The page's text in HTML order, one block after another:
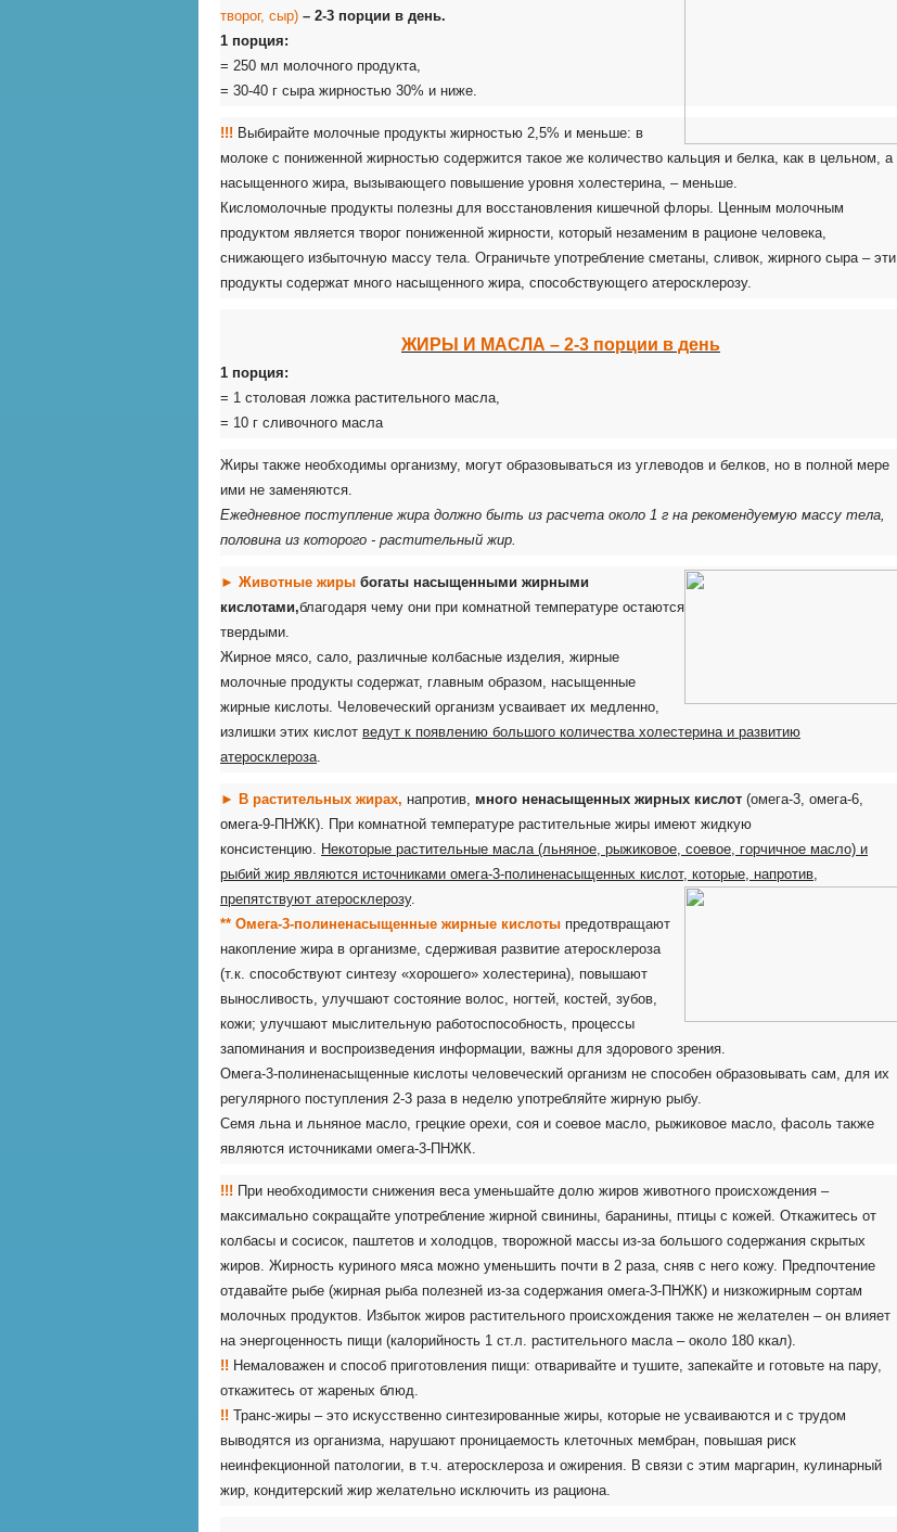
творог, сыр) – 2-3 порции в день.
1 порция:
= 250 мл молочного продукта,
= 30-40 г сыра жирностью 30% и ниже.
!!! Выбирайте молочные продукты жирностью 2,5% и меньше: в
молоке с пониженной жирностью содержится такое же количество кальция и белка, как в цельном, а
насыщенного жира, вызывающего повышение уровня холестерина, – меньше.
Кисломолочные продукты полезны для восстановления кишечной флоры. Ценным молочным
продуктом является творог пониженной жирности, который незаменим в рационе человека,
снижающего избыточную массу тела. Ограничьте употребление сметаны, сливок, жирного сыра – эти
продукты содержат много насыщенного жира, способствующего атеросклерозу.
ЖИРЫ И МАСЛА – 2-3 порции в день
1 порция:
= 1 столовая ложка растительного масла,
= 10 г сливочного масла
Жиры также необходимы организму, могут образовываться из углеводов и белков, но в полной мере
ими не заменяются.
Ежедневное поступление жира должно быть из расчета около 1 г на рекомендуемую массу тела,
половина из которого - растительный жир.
► Животные жиры богаты насыщенными жирными
кислотами,благодаря чему они при комнатной температуре остаются
твердыми.
Жирное мясо, сало, различные колбасные изделия, жирные
молочные продукты содержат, главным образом, насыщенные
жирные кислоты. Человеческий организм усваивает их медленно,
излишки этих кислот ведут к появлению большого количества холестерина и развитию
атеросклероза.
► В растительных жирах, напротив, много ненасыщенных жирных кислот (омега-3, омега-6,
омега-9-ПНЖК). При комнатной температуре растительные жиры имеют жидкую
консистенцию. Некоторые растительные масла (льняное, рыжиковое, соевое, горчичное масло) и
рыбий жир являются источниками омега-3-полиненасыщенных кислот, которые, напротив,
препятствуют атеросклерозу.
** Омега-3-полиненасыщенные жирные кислоты предотвращают
накопление жира в организме, сдерживая развитие атеросклероза
(т.к. способствуют синтезу «хорошего» холестерина), повышают
выносливость, улучшают состояние волос, ногтей, костей, зубов,
кожи; улучшают мыслительную работоспособность, процессы
запоминания и воспроизведения информации, важны для здорового зрения.
Омега-3-полиненасыщенные кислоты человеческий организм не способен образовывать сам, для их
регулярного поступления 2-3 раза в неделю употребляйте жирную рыбу.
Семя льна и льняное масло, грецкие орехи, соя и соевое масло, рыжиковое масло, фасоль также
являются источниками омега-3-ПНЖК.
!!! При необходимости снижения веса уменьшайте долю жиров животного происхождения –
максимально сокращайте употребление жирной свинины, баранины, птицы с кожей. Откажитесь от
колбасы и сосисок, паштетов и холодцов, творожной массы из-за большого содержания скрытых
жиров. Жирность куриного мяса можно уменьшить почти в 2 раза, сняв с него кожу. Предпочтение
отдавайте рыбе (жирная рыба полезней из-за содержания омега-3-ПНЖК) и низкожирным сортам
молочных продуктов. Избыток жиров растительного происхождения также не желателен – он влияет
на энергоценность пищи (калорийность 1 ст.л. растительного масла – около 180 ккал).
!! Немаловажен и способ приготовления пищи: отваривайте и тушите, запекайте и готовьте на пару,
откажитесь от жареных блюд.
!! Транс-жиры – это искусственно синтезированные жиры, которые не усваиваются и с трудом
выводятся из организма, нарушают проницаемость клеточных мембран, повышая риск
неинфекционной патологии, в т.ч. атеросклероза и ожирения. В связи с этим маргарин, кулинарный
жир, кондитерский жир желательно исключить из рациона.